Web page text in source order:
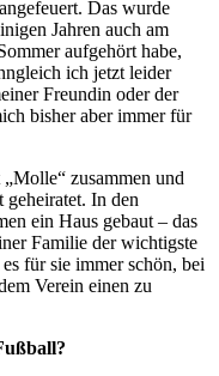
Das wurde
Jahren auch am
aufgehört habe,
ich jetzt leider
Freundin oder der
bisher aber immer für
zusammen und
geheiratet. In den
ein Haus gebaut – das
Familie der wichtigste
für sie immer schön, bei
Verein einen zu